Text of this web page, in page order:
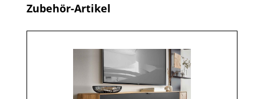
Produktgalerie überspringen
Zubehör-Artikel